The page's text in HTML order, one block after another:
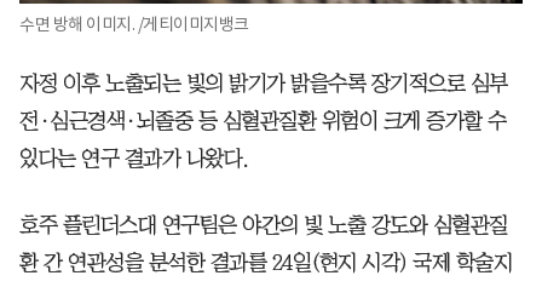
수면 방해 이미지. /게티이미지뱅크
자정 이후 노출되는 빛의 밝기가 밝을수록 장기적으로 심부
전·심근경색·뇌졸중 등 심혈관질환 위험이 크게 증가할 수
있다는 연구 결과가 나왔다.
호주 플린더스대 연구팀은 야간의 빛 노출 강도와 심혈관질
환 간 연관성을 분석한 결과를 24일(현지 시각) 국제 학술지